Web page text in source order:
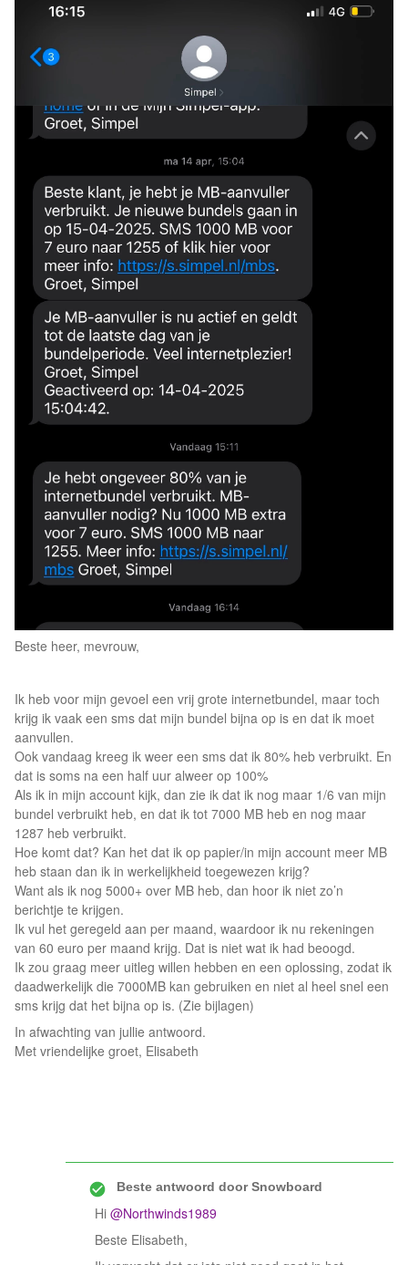
Beste heer, mevrouw,
Ik heb voor mijn gevoel een vrij grote internetbundel, maar toch
krijg ik vaak een sms dat mijn bundel bijna op is en dat ik moet
aanvullen.
Ook vandaag kreeg ik weer een sms dat ik 80% heb verbruikt. En
dat is soms na een half uur alweer op 100%
Als ik in mijn account kijk, dan zie ik dat ik nog maar 1/6 van mijn
bundel verbruikt heb, en dat ik tot 7000 MB heb en nog maar
1287 heb verbruikt.
Hoe komt dat? Kan het dat ik op papier/in mijn account meer MB
heb staan dan ik in werkelijkheid toegewezen krijg?
Want als ik nog 5000+ over MB heb, dan hoor ik niet zo’n
berichtje te krijgen.
Ik vul het geregeld aan per maand, waardoor ik nu rekeningen
van 60 euro per maand krijg. Dat is niet wat ik had beoogd.
Ik zou graag meer uitleg willen hebben en een oplossing, zodat ik
daadwerkelijk die 7000MB kan gebruiken en niet al heel snel een
sms krijg dat het bijna op is. (Zie bijlagen)
In afwachting van jullie antwoord.
Met vriendelijke groet, Elisabeth
Beste antwoord doorSnowboard
Hi ​ @Northwinds1989
Beste Elisabeth,